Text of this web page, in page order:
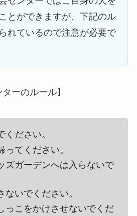
とができますが、下記のル
れているので注意が必要で
ーのルール】
ください。
ってください。
ズガーデンへは入らないで
ないでください。
っこをかけさせないでくだ